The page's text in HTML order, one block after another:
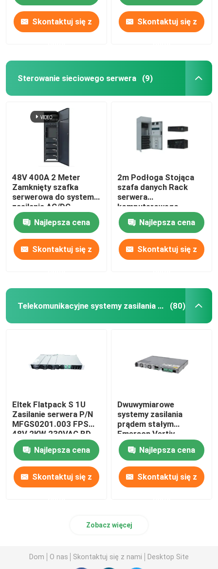
Skontaktuj się z Skontaktuj się z
Sterowanie sieciowego serwera (9)
48V 400A 2 Meter
Zamknięty szafka
serwerowa do systemu
zasilania AC/DC
MTS9604B-N20B1
Najlepsza cena
Skontaktuj się z
2m Podłoga Stojąca
szafa danych Rack
serwera
komputerowego
Dostosowywalny
MTS9604B-N20B1
Najlepsza cena
Skontaktuj się z
Telekomunikacyjne systemy zasilania prądem stałym (80)
Eltek Flatpack S 1U
Zasilanie serwera P/N
MFGS0201.003 FPS
48V 2KW 230VAC BD
Najlepsza cena
Skontaktuj się z
Dwuwymiarowe
systemy zasilania
prądem stałym
Emerson Vertiv
Netsure 212 C23 20A
48V
Najlepsza cena
Skontaktuj się z
Zobacz więcej
Dom O nas Skontaktuj się z nami Desktop Site